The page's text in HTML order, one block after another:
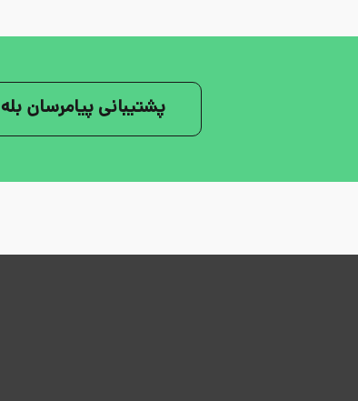
پشتیبانی پیامرسان بله